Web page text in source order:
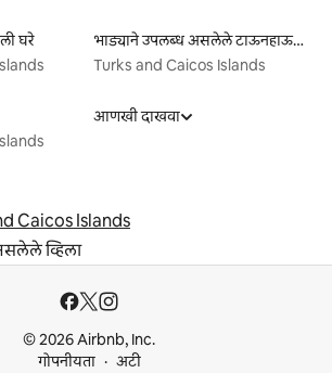
घरे
भाड्याने उपलब्ध असलेले टाऊनहाऊस
Turks and Caicos Islands
आणखी दाखवा
Caicos Islands
व्हिला
© 2026 Airbnb, Inc.
गोपनीयता
अटी